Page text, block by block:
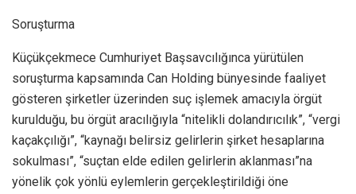
Soruşturma
Küçükçekmece Cumhuriyet Başsavcılığınca yürütülen
soruşturma kapsamında Can Holding bünyesinde faaliyet
gösteren şirketler üzerinden suç işlemek amacıyla örgüt
kurulduğu, bu örgüt aracılığıyla “nitelikli dolandırıcılık”, “vergi
kaçakçılığı”, “kaynağı belirsiz gelirlerin şirket hesaplarına
sokulması”, “suçtan elde edilen gelirlerin aklanması”na
yönelik çok yönlü eylemlerin gerçekleştirildiği öne